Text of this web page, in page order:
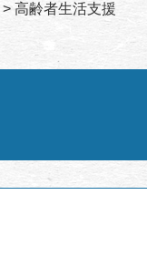
> 高齢者生活支援